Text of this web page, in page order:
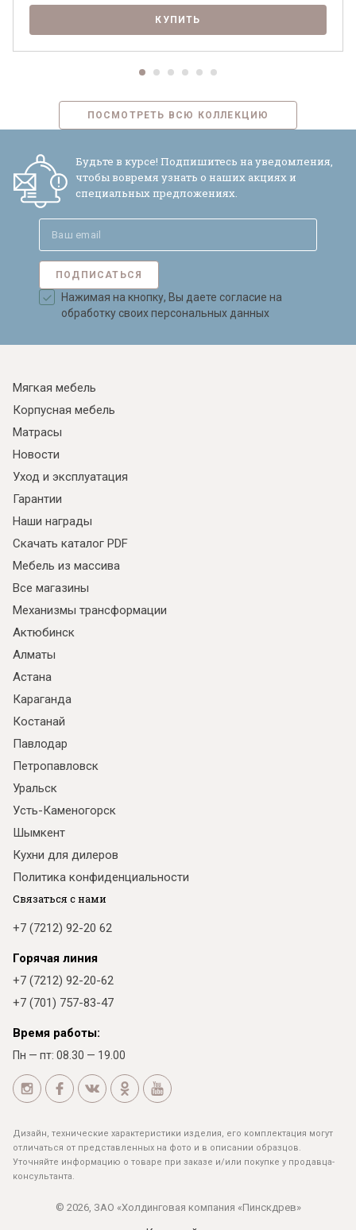
КУПИТЬ
ПОСМОТРЕТЬ ВСЮ КОЛЛЕКЦИЮ
Будьте в курсе! Подпишитесь на уведомления,
чтобы вовремя узнать о наших акциях и
специальных предложениях.
ПОДПИСАТЬСЯ
Нажимая на кнопку, Вы даете согласие на
обработку своих персональных данных
Мягкая мебель
Корпусная мебель
Матрасы
Новости
Уход и эксплуатация
Гарантии
Наши награды
Скачать каталог PDF
Мебель из массива
Все магазины
Механизмы трансформации
Актюбинск
Алматы
Астана
Караганда
Костанай
Павлодар
Петропавловск
Уральск
Усть-Каменогорск
Шымкент
Кухни для дилеров
Политика конфиденциальности
Связаться с нами
+7 (7212) 92-20 62
Горячая линия
+7 (7212) 92-20-62
+7 (701) 757-83-47
Время работы:
Пн — пт: 08.30 — 19.00
Дизайн, технические характеристики изделия, его комплектация могут
отличаться от представленных на фото и в описании образцов.
Уточняйте информацию о товаре при заказе и/или покупке у продавца-
консультанта.
© 2026, ЗАО «Холдинговая компания «Пинскдрев»